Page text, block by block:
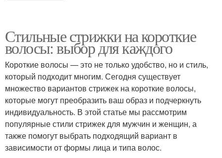
Стильные стрижки на короткие
волосы: выбор для каждого
Короткие волосы — это не только удобство, но и стиль,
который подходит многим. Сегодня существует
множество вариантов стрижек на короткие волосы,
которые могут преобразить ваш образ и подчеркнуть
индивидуальность. В этой статье мы рассмотрим
популярные стили стрижек для мужчин и женщин, а
также помогут выбрать подходящий вариант в
зависимости от формы лица и типа волос.